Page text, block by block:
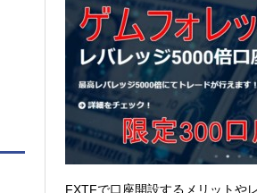
FXTFで口座開設するメリットや